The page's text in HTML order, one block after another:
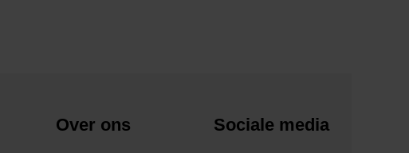
Over ons Sociale media